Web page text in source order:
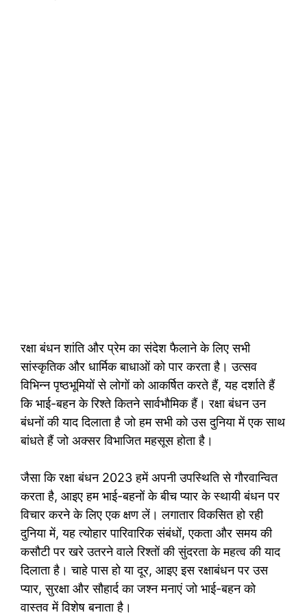
रक्षा बंधन शांति और प्रेम का संदेश फैलाने के लिए सभी
सांस्कृतिक और धार्मिक बाधाओं को पार करता है। उत्सव
विभिन्न पृष्ठभूमियों से लोगों को आकर्षित करते हैं, यह दर्शाते हैं
कि भाई-बहन के रिश्ते कितने सार्वभौमिक हैं। रक्षा बंधन उन
बंधनों की याद दिलाता है जो हम सभी को उस दुनिया में एक साथ
बांधते हैं जो अक्सर विभाजित महसूस होता है।
जैसा कि रक्षा बंधन 2023 हमें अपनी उपस्थिति से गौरवान्वित
करता है, आइए हम भाई-बहनों के बीच प्यार के स्थायी बंधन पर
विचार करने के लिए एक क्षण लें। लगातार विकसित हो रही
दुनिया में, यह त्योहार पारिवारिक संबंधों, एकता और समय की
कसौटी पर खरे उतरने वाले रिश्तों की सुंदरता के महत्व की याद
दिलाता है। चाहे पास हो या दूर, आइए इस रक्षाबंधन पर उस
प्यार, सुरक्षा और सौहार्द का जश्न मनाएं जो भाई-बहन को
वास्तव में विशेष बनाता है।